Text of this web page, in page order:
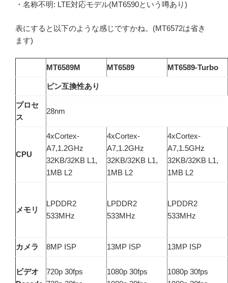
・名称不明: LTE対応モデル(MT6590という噂あり)
表にすると以下のような感じですかね。(MT6572は省き
ます)
MT6589M MT6589 MT6589-Turbo
ピン互換性あり
プロセ
ス
28nm
CPU
4xCortex-
A7,1.2GHz
32KB/32KB L1,
1MB L2
4xCortex-
A7,1.2GHz
32KB/32KB L1,
1MB L2
4xCortex-
A7,1.5GHz
32KB/32KB L1,
1MB L2
メモリ
LPDDR2
533MHz
LPDDR2
533MHz
LPDDR2
533MHz
カメラ 8MP ISP 13MP ISP 13MP ISP
ビデオ
720p 30fps
1080p 30fps
1080p 30fps